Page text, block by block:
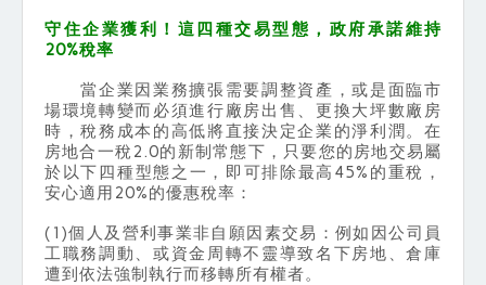
守住企業獲利！這四種交易型態，政府承諾維持
20%稅率
當企業因業務擴張需要調整資產，或是面臨市
場環境轉變而必須進行廠房出售、更換大坪數廠房
時，稅務成本的高低將直接決定企業的淨利潤。在
房地合一稅2.0的新制常態下，只要您的房地交易屬
於以下四種型態之一，即可排除最高45%的重稅，
安心適用20%的優惠稅率：
(1)個人及營利事業非自願因素交易：例如因公司員
工職務調動、或資金周轉不靈導致名下房地、倉庫
遭到依法強制執行而移轉所有權者。